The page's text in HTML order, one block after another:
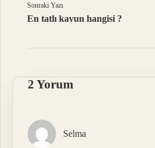
Sonraki Yazı
En tatlı kavun hangisi ?
2 Yorum
Selma